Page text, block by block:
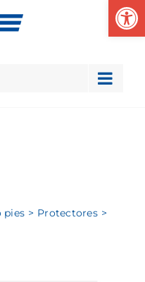
pies
Protectores